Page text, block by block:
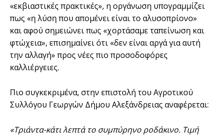
«εκβιαστικές πρακτικές», η οργάνωση υπογραμμίζει
πως «η λύση που απομένει είναι το αλυσοπρίονο»
και αφού σημειώνει πως «χορτάσαμε ταπείνωση και
φτώχεια», επισημαίνει ότι «δεν είναι αργά για αυτή
την αλλαγή» προς νέες πιο προσοδοφόρες
καλλιέργειες.
Πιο συγκεκριμένα, στην επιστολή του Αγροτικού
Συλλόγου Γεωργών Δήμου Αλεξάνδρειας αναφέρεται:
«Τριάντα-κάτι λεπτά το συμπύρηνο ροδάκινο. Τιμή